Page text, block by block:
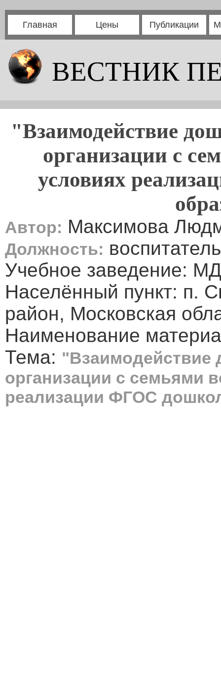
Главная Цены Публикации
ВЕСТНИК
"Взаимодействие
организации с
условиях
Автор: Максимова
Должность: воспитатель
Учебное заведение:
Населённый пункт: п.
район, Московская
Наименование
Тема: "Взаимодействие
организации с семьями
реализации ФГОС